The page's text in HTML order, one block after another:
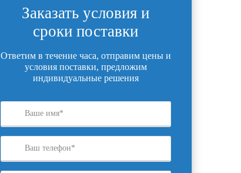
Заказать условия и
сроки поставки
Ответим в течение часа, отправим цены и
условия поставки, предложим
индивидуальные решения